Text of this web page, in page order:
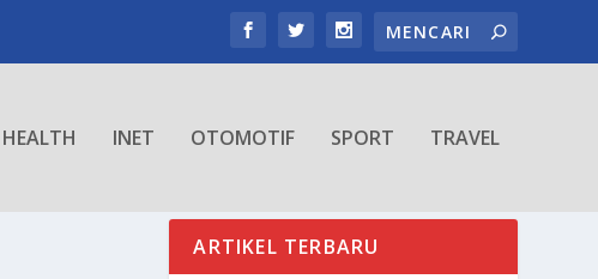
HEALTH INET OTOMOTIF SPORT TRAVEL
ARTIKEL TERBARU